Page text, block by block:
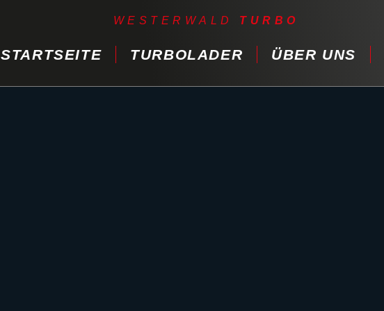
WESTERWALD TURBO
STARTSEITE TURBOLADER ÜBER UNS